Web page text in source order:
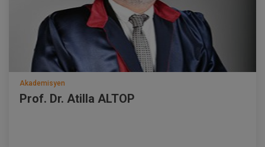
Akademisyen
Prof. Dr. Atilla ALTOP